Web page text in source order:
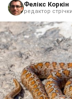
Фелікс Коркін
редактор